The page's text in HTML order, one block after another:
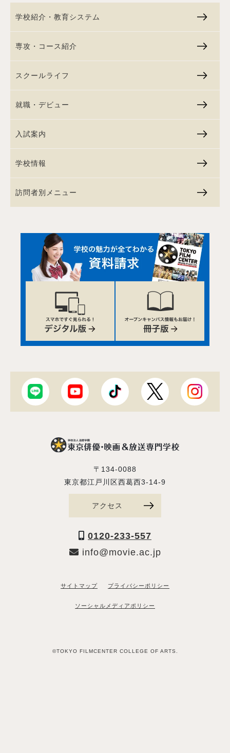
学校紹介・教育システム
専攻・コース紹介
スクールライフ
就職・デビュー
入試案内
学校情報
訪問者別メニュー
〒134-0088
東京都江戸川区西葛西3-14-9
アクセス
0120-233-557
info@movie.ac.jp
サイトマップ プライバシーポリシー
ソーシャルメディアポリシー
©TOKYO FILMCENTER COLLEGE OF ARTS.